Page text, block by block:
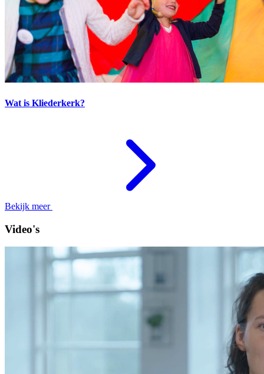
Wat is Kliederkerk?
Bekijk meer
Video's